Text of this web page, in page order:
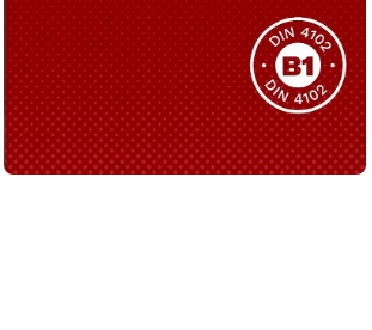
Produkt gefunden?
Wir helfen Ihnen gerne weiter!